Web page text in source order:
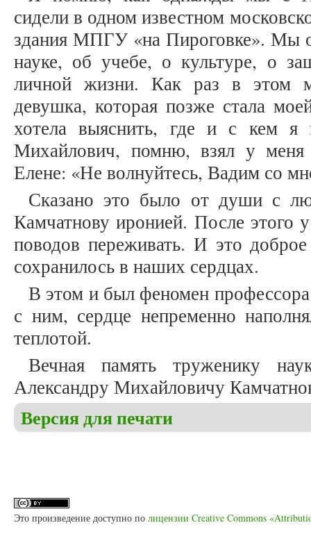
сидели в одном известном
здания МПГУ «на Пироговке». Мы
науке, об учебе, о культуре, о
личной жизни. Как раз в этом
девушка, которая позже стала
хотела выяснить, где и с кем я
Михайлович, помню, взял у меня
Елене: «Не волнуйтесь, Вадим со
Сказано это было от души с
Камчатнову иронией. После
поводов переживать. И это
сохранилось в наших сердцах.
В этом и был феномен
с ним, сердце непременно
теплотой.
Вечная память труженику
Александру Михайловичу
Версия для печати
Это произведение доступно по лицензии Creative Commons